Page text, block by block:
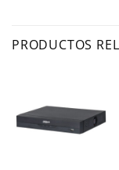
PRODUCTOS